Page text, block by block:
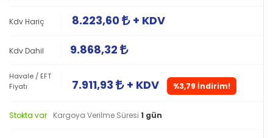
Kdv Hariç 8.223,60 + KDV
Kdv Dahil 9.868,32
Havale / EFT
Fiyatı
7.911,93 + KDV %3,79 İndirim!
Stokta var Kargoya Verilme Süresi 1 gün